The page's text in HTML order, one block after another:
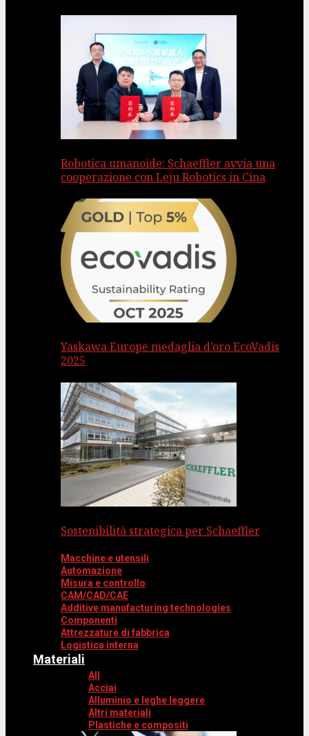
Robotica umanoide: Schaeffler avvia una
cooperazione con Leju Robotics in Cina
Yaskawa Europe medaglia d’oro EcoVadis
2025
Sostenibilità strategica per Schaeffler
Macchine e utensili
Automazione
Misura e controllo
CAM/CAD/CAE
Additive manufacturing technologies
Componenti
Attrezzature di fabbrica
Logistica interna
Materiali
All
Acciai
Alluminio e leghe leggere
Altri materiali
Plastiche e compositi